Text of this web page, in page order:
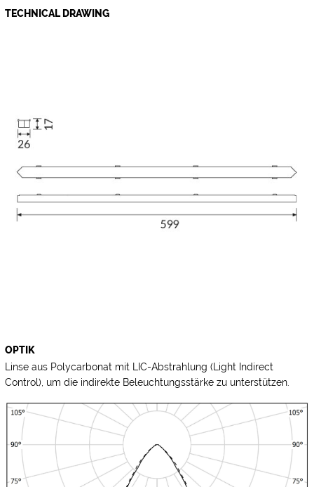
TECHNICAL DRAWING
OPTIK
Linse aus Polycarbonat mit LIC-Abstrahlung (Light Indirect
Control), um die indirekte Beleuchtungsstärke zu unterstützen.